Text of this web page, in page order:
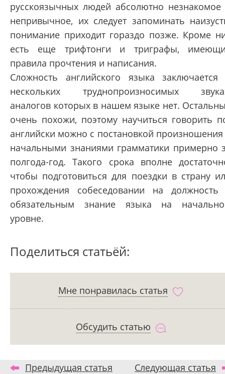
русскоязычных людей абсолютно незнакомое
непривычное, их следует запоминать
понимание приходит гораздо позже. Кроме
есть еще трифтонги и триграфы,
правила прочтения и написания.
Сложность английского языка заключается
нескольких труднопроизносимых
аналогов которых в нашем языке нет.
очень похожи, поэтому научиться говорить
английски можно с постановкой
начальными знаниями грамматики примерно
полгода-год. Такого срока вполне
чтобы подготовиться для поездки в страну
прохождения собеседовании на должность
обязательным знание языка на
уровне.
Поделиться статьёй:
Мне понравилась статья
Обсудить статью
Предыдущая статья Следующая статья